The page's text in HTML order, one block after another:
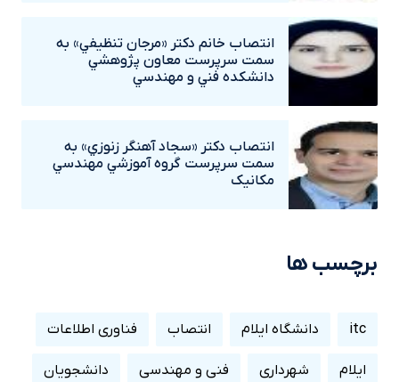
انتصاب خانم دکتر «مرجان تنظيفي» به
سمت سرپرست معاون پژوهشي
دانشکده فني و مهندسي
انتصاب دکتر «سجاد آهنگر زنوزي» به
سمت سرپرست گروه آموزشي مهندسي
مکانيک
برچسب ها
itc دانشگاه ایلام انتصاب فناوری اطلاعات
ایلام شهرداری فنی و مهندسی دانشجویان